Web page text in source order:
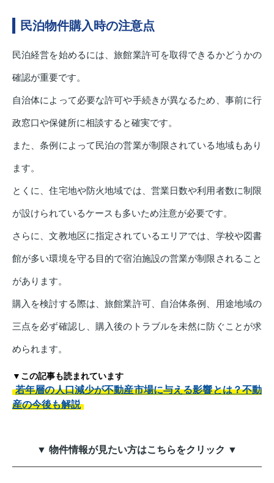
民泊物件購入時の注意点
民泊経営を始めるには、旅館業許可を取得できるかどうかの
確認が重要です。
自治体によって必要な許可や手続きが異なるため、事前に行
政窓口や保健所に相談すると確実です。
また、条例によって民泊の営業が制限されている地域もあり
ます。
とくに、住宅地や防火地域では、営業日数や利用者数に制限
が設けられているケースも多いため注意が必要です。
さらに、文教地区に指定されているエリアでは、学校や図書
館が多い環境を守る目的で宿泊施設の営業が制限されること
があります。
購入を検討する際は、旅館業許可、自治体条例、用途地域の
三点を必ず確認し、購入後のトラブルを未然に防ぐことが求
められます。
▼この記事も読まれています
若年層の人口減少が不動産市場に与える影響とは？不動
産の今後も解説
▼ 物件情報が見たい方はこちらをクリック ▼